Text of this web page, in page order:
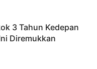
3 Tahun Kedepan
Diremukkan